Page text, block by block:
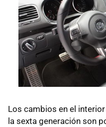
Los cambios en el
la sexta generación son